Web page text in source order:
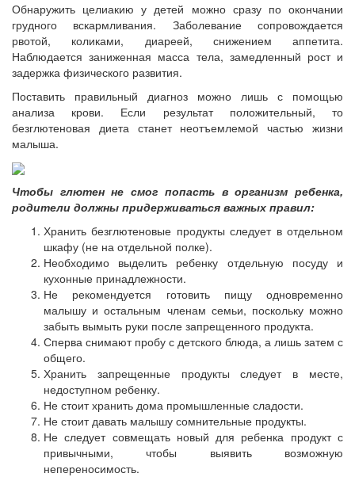
Обнаружить целиакию у детей можно сразу по окончании
грудного вскармливания. Заболевание сопровождается
рвотой, коликами, диареей, снижением аппетита.
Наблюдается заниженная масса тела, замедленный рост и
задержка физического развития.
Поставить правильный диагноз можно лишь с помощью
анализа крови. Если результат положительный, то
безглютеновая диета станет неотъемлемой частью жизни
малыша.
Чтобы глютен не смог попасть в организм ребенка,
родители должны придерживаться важных правил:
Хранить безглютеновые продукты следует в отдельном
шкафу (не на отдельной полке).
Необходимо выделить ребенку отдельную посуду и
кухонные принадлежности.
Не рекомендуется готовить пищу одновременно
малышу и остальным членам семьи, поскольку можно
забыть вымыть руки после запрещенного продукта.
Сперва снимают пробу с детского блюда, а лишь затем с
общего.
Хранить запрещенные продукты следует в месте,
недоступном ребенку.
Не стоит хранить дома промышленные сладости.
Не стоит давать малышу сомнительные продукты.
Не следует совмещать новый для ребенка продукт с
привычными, чтобы выявить возможную
непереносимость.